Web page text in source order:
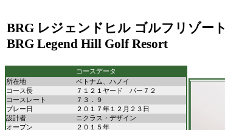
BRG レジェンドヒル ゴルフリゾート
BRG Legend Hill Golf Resort
コースデータ
所在地
ベトナム、ハノイ
コース長
７１２１ヤード パー７２
コースレート
７３．９
プレー日
２０１７年１２月２３日
設計者
ニクラス・デザイン
オープン
２０１５年